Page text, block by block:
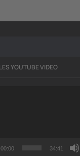
YOUTUBE VIDEO
00:00 34:41